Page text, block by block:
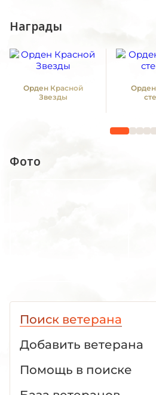
Награды
Орден Красной
Звезды
Фото
Поиск ветерана
Добавить ветерана
Помощь в поиске